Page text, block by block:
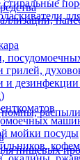
грилей,
и дезинфекции
мойки посуды
пищевых